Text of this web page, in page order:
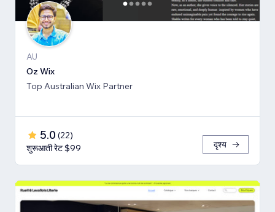
AU
Oz Wix
Top Australian Wix Partner
5.0 (22)
शुरूआती रेट $99
दृश्य